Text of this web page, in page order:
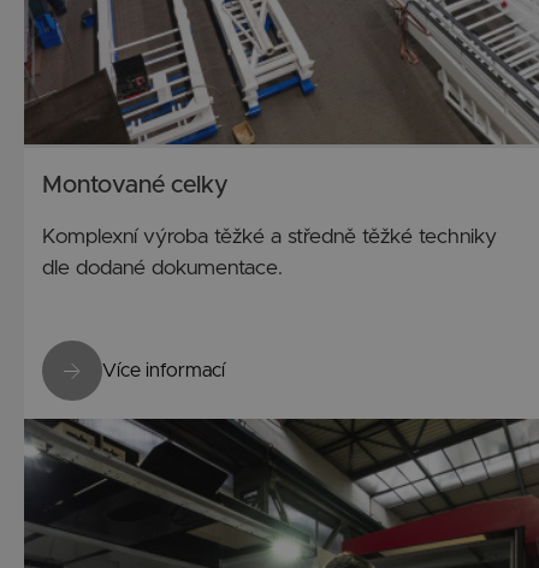
Montované celky
Komplexní výroba těžké a středně těžké techniky
dle dodané dokumentace.
Více informací